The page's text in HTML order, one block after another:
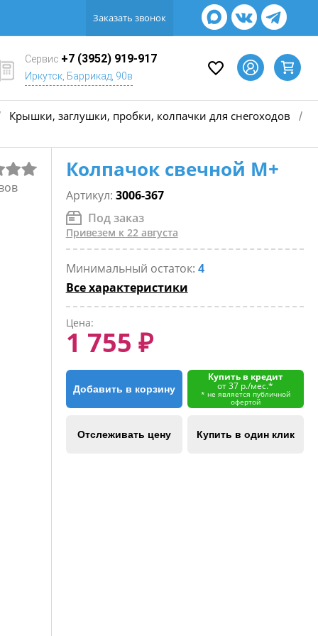
Заказать звонок
Сервис +7 (3952) 919-917
Иркутск, Баррикад, 90в
Крышки, заглушки, пробки, колпачки для снегоходов /
Колпачок свечной М+
Артикул: 3006-367
Под заказ
Привезем к 22 августа
Минимальный остаток: 4
Все характеристики
Цена:
1 755 ₽
Добавить в корзину
Купить в кредит
от 37 р./мес.*
* не является публичной
офертой
Отслеживать цену Купить в один клик